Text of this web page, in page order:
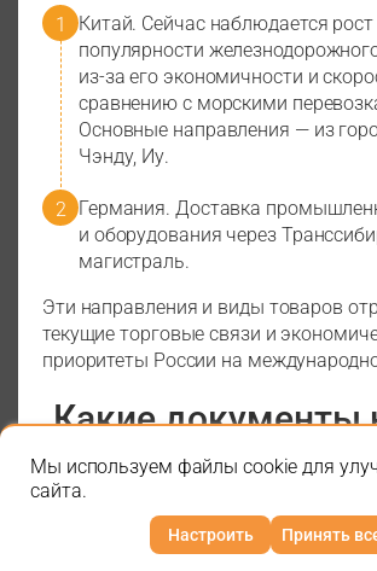
Китай. Сейчас наблюдается рост
популярности
из-за его экономичности и
сравнению с морскими
Основные направления — из
Чэнду, Иу.
Германия. Доставка
и оборудования через
магистраль.
Эти направления и виды товаров
текущие торговые связи и
приоритеты России на
Какие
для
Для организациитранспортных
Мы используем файлы cookie для
сайта.
Настроить Принять